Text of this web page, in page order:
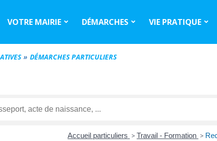
VOTRE MAIRIE DÉMARCHES VIE PRATIQUE
DÉMARCHES PARTICULIERS
Accueil particuliers > Travail - Formation >